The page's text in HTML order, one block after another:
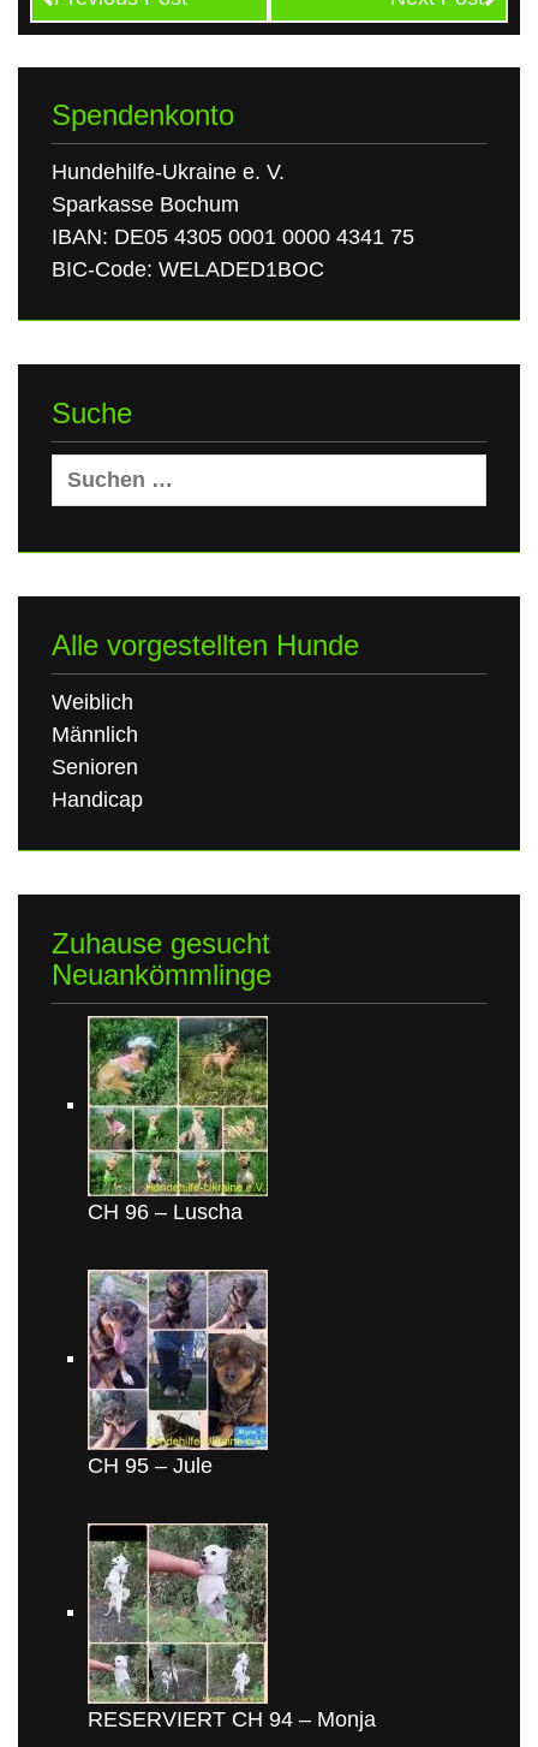
Spendenkonto
Hundehilfe-Ukraine e. V.
Sparkasse Bochum
IBAN: DE05 4305 0001 0000 4341 75
BIC-Code: WELADED1BOC
Suche
Suchen
nach:
Alle vorgestellten Hunde
Weiblich
Männlich
Senioren
Handicap
Zuhause gesucht
Neuankömmlinge
CH 96 – Luscha
CH 95 – Jule
RESERVIERT CH 94 – Monja